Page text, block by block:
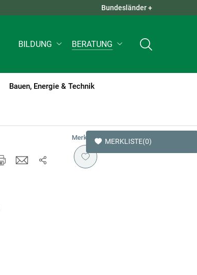
QUICK LINKS +
Bundesländer +
BILDUNG BERATUNG
Bauen, Energie & Technik
Merken MERKLISTE(0)